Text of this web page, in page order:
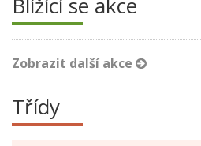
Zobrazit další akce
Třídy